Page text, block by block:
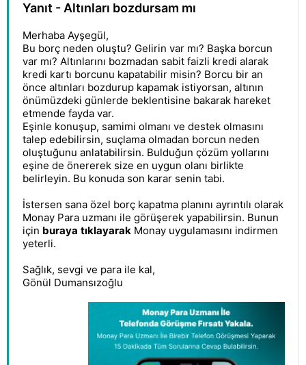
Yanıt - Altınları bozdursam mı
Merhaba Ayşegül,
Bu borç neden oluştu? Gelirin var mı? Başka borcun
var mı? Altınlarını bozmadan sabit faizli kredi alarak
kredi kartı borcunu kapatabilir misin? Borcu bir an
önce altınları bozdurup kapamak istiyorsan, altının
önümüzdeki günlerde beklentisine bakarak hareket
etmende fayda var.
Eşinle konuşup, samimi olmanı ve destek olmasını
talep edebilirsin, suçlama olmadan borcun neden
oluştuğunu anlatabilirsin. Bulduğun çözüm yollarını
eşine de önererek size en uygun olanı birlikte
belirleyin. Bu konuda son karar senin tabi.
İstersen sana özel borç kapatma planını ayrıntılı olarak
Monay Para uzmanı ile görüşerek yapabilirsin. Bunun
için buraya tıklayarak Monay uygulamasını indirmen
yeterli.
Sağlık, sevgi ve para ile kal,
Gönül Dumansızoğlu